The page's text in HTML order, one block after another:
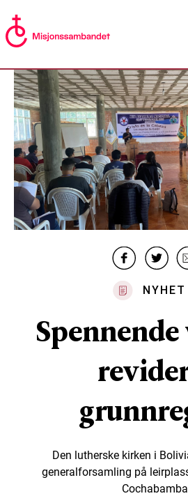
NYHET
Spennende
Den lutherske kirken i
generalforsamling på